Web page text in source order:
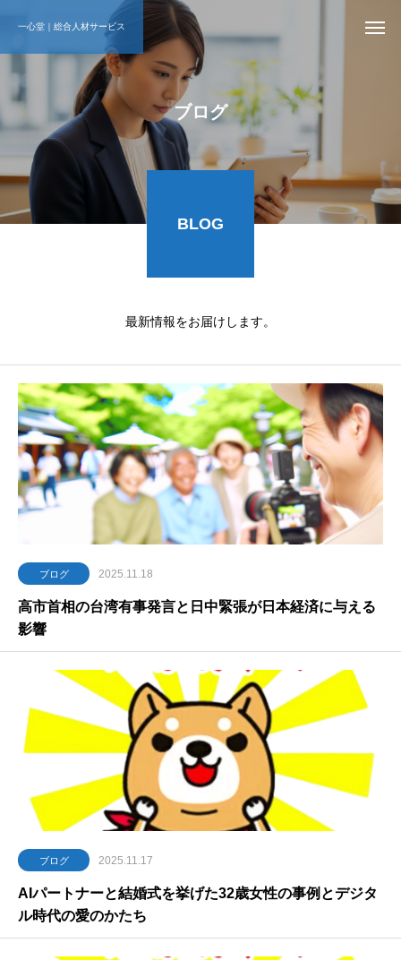
転職は 最大の転機
一心堂｜総合人材サービス
ブログ
BLOG
最新情報をお届けします。
ブログ 2025.11.18
高市首相の台湾有事発言と日中緊張が日本経済に与える
影響
ブログ 2025.11.17
AIパートナーと結婚式を挙げた32歳女性の事例とデジタ
ル時代の愛のかたち